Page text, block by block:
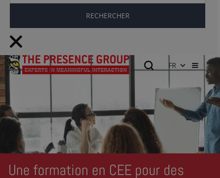
FR
Une formation en CEE pour des